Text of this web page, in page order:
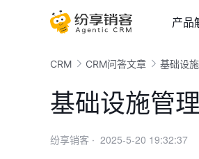
产品
CRM CRM问答文章 基础设
基础设施管
纷享销客 · 2025-5-20 19:32:37